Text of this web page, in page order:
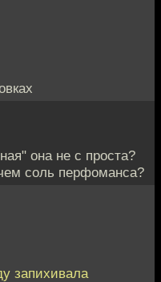
она не с проста?
соль перфоманса?
запихивала